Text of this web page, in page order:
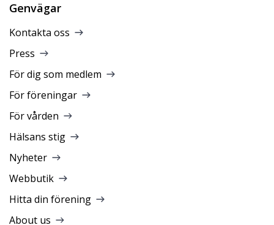
Genvägar
Kontakta oss
Press
För dig som medlem
För föreningar
För vården
Hälsans stig
Nyheter
Webbutik
Hitta din förening
About us